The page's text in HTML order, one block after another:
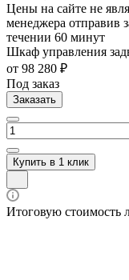
Цены на сайте не
менеджера отправив
течении 60 минут
Шкаф управления
от 98 280 ₽
Под заказ
Заказать
Купить в 1 клик
Итоговую стоимость